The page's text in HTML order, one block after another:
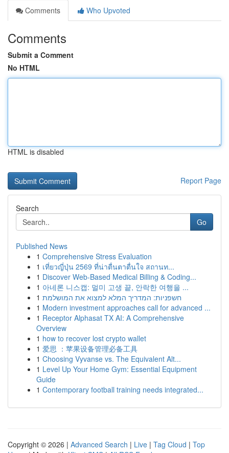
Comments
Who Upvoted
Comments
Submit a Comment
No HTML
HTML is disabled
Report Page
Search
Go
Published News
1 Comprehensive Stress Evaluation
1 เที่ยวญี่ปุ่น 2569 ที่น่าตื่นตาตื่นใจ สถานท...
1 Discover Web-Based Medical Billing & Coding...
1 아네론 니스캡: 멀미 고생 끝, 안락한 여행을 ...
1 חשפניות: המדריך המלא למצוא את המושלמת
1 Modern investment approaches call for advanced ...
1 Receptor Alphasat TX AI: A Comprehensive
Overview
1 how to recover lost crypto wallet
1 爱思 ：苹果设备管理必备工具
1 Choosing Vyvanse vs. The Equivalent Alt...
1 Level Up Your Home Gym: Essential Equipment
Guide
1 Contemporary football training needs integrated...
Copyright © 2026 | Advanced Search | Live | Tag Cloud | Top